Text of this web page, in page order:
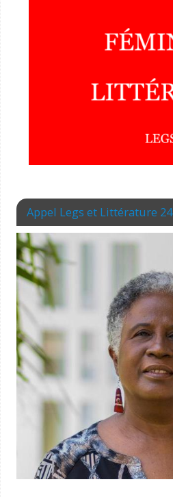
Appel Legs et Littérature 24